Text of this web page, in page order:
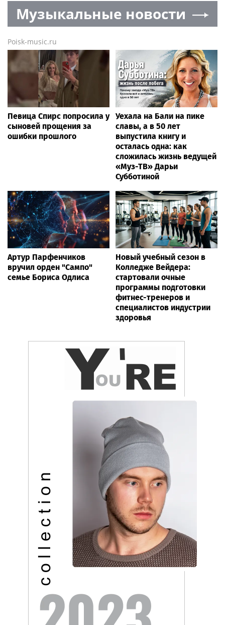
Музыкальные новости
Poisk-music.ru
Певица Спирс попросила у
сыновей прощения за
ошибки прошлого
Уехала на Бали на пике
славы, а в 50 лет
выпустила книгу и
осталась одна: как
сложилась жизнь ведущей
«Муз-ТВ» Дарьи
Субботиной
Артур Парфенчиков
вручил орден "Сампо"
семье Бориса Одлиса
Новый учебный сезон в
Колледже Вейдера:
стартовали очные
программы подготовки
фитнес-тренеров и
специалистов индустрии
здоровья